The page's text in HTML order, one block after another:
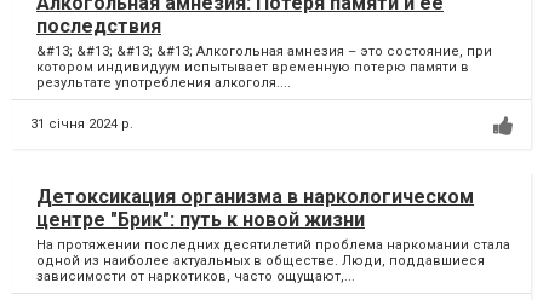
последствия
&#13; &#13; &#13; &#13; Алкогольная амнезия – это состояние, при
котором индивидуум испытывает временную потерю памяти в
результате употребления алкоголя....
31 січня 2024 р.
Детоксикация организма в наркологическом
центре "Брик": путь к новой жизни
На протяжении последних десятилетий проблема наркомании стала
одной из наиболее актуальных в обществе. Люди, поддавшиеся
зависимости от наркотиков, часто ощущают,...